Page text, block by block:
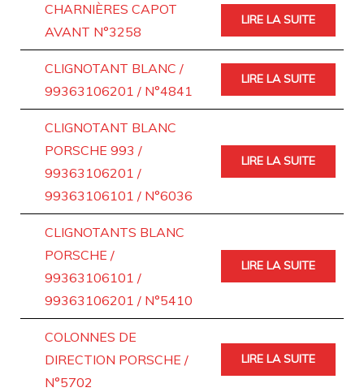
CHARNIÈRES CAPOT
AVANT N°3258
LIRE LA SUITE
CLIGNOTANT BLANC /
99363106201 / N°4841
LIRE LA SUITE
CLIGNOTANT BLANC
PORSCHE 993 /
99363106201 /
99363106101 / N°6036
LIRE LA SUITE
CLIGNOTANTS BLANC
PORSCHE /
99363106101 /
99363106201 / N°5410
LIRE LA SUITE
COLONNES DE
DIRECTION PORSCHE /
N°5702
LIRE LA SUITE